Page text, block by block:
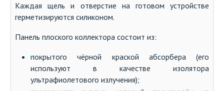
Каждая щель и отверстие на готовом устройстве
герметизируются силиконом.
Панель плоского коллектора состоит из:
покрытого чёрной краской абсорбера (его
используют в качестве изолятора
ультрафиолетового излучения);